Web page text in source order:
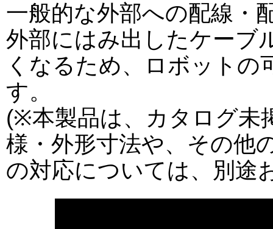
一般的な外部への配線・
外部にはみ出したケーブ
くなるため、ロボットの
す。
(※本製品は、カタログ未
様・外形寸法や、その他
の対応については、別途